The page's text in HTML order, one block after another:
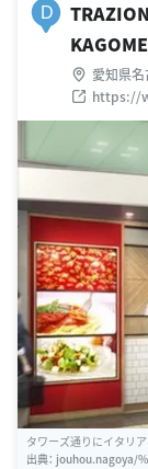
D
KAGOME
愛知県
うまい
https://
タワーズ通りにイタリ
出典： jouhou.nagoya/